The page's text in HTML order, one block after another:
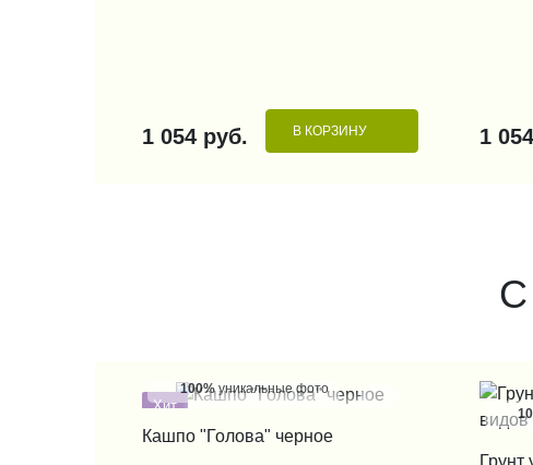
1 054 руб. В КОРЗИНУ 1
С
Хит
100%уникальные фото
Кашпо "Голова" черное